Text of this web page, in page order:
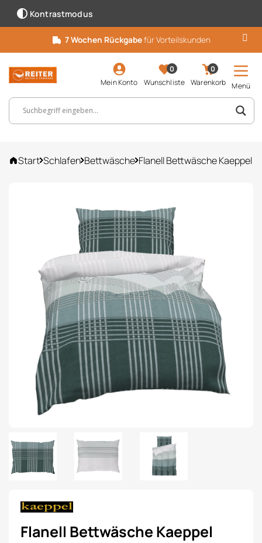
Kontrastmodus
7 Wochen Rückgabefür Vorteilskunden
Mein Konto
0
Wunschliste
0
Warenkorb
Menü
Suchbegriff, Artikelnummer ...
Start Schlafen Bettwäsche Flanell Bettwäsche Kaeppel
Flanell Bettwäsche Kaeppel